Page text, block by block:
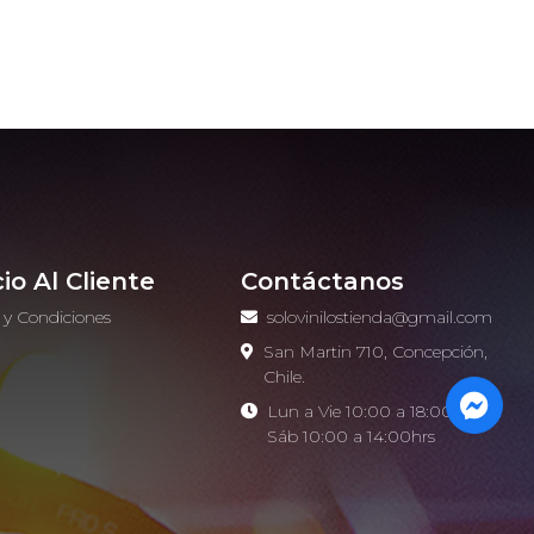
Al Cliente
Condiciones
Contáctanos
solovinilostienda@gmail.com
San Martin 710, Concepción,
Chile.
Lun a Vie 10:00 a 18:00hrs -
Sáb 10:00 a 14:00hrs